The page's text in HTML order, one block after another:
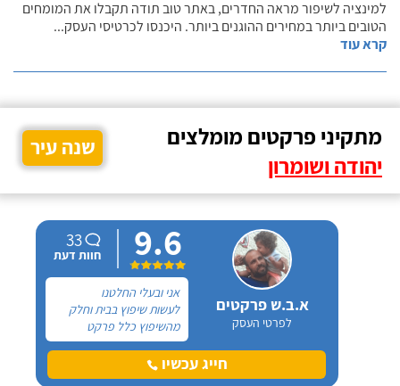
למינציה לשיפור מראה החדרים, באתר טוב תודה תקבלו את המומחים
הטובים ביותר במחירים ההוגנים ביותר. היכנסו לכרטיסי העסק...
קרא עוד
מתקיני פרקטים מומלצים
יהודה ושומרון
שנה עיר
א.ב.ש פרקטים
לפרטי העסק
9.6
33
חוות דעת
אני ובעלי החלטנו
לעשות שיפוץ בבית וחלק
מהשיפוץ כלל פרקט
למינציה שיותקן מעל
הריצוף (הישן) הקיים. קנינו
את הפרקט מחנות חיצונית
חייג עכשיו